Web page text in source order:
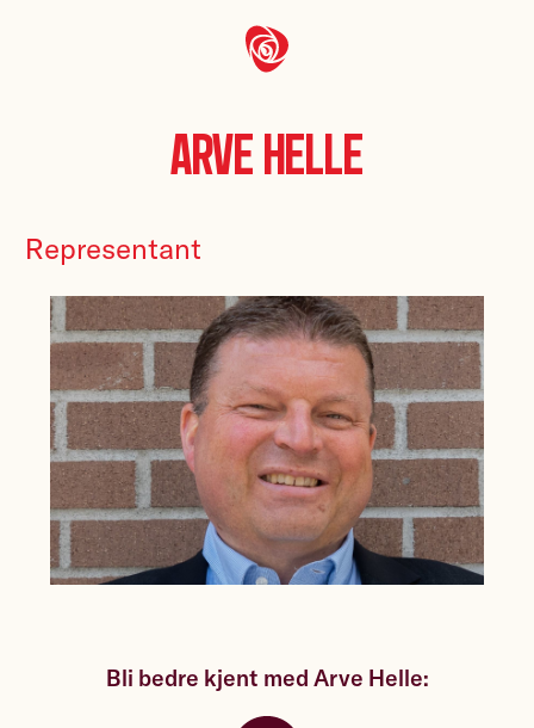
Arve Helle
Representant
Bli bedre kjent med Arve Helle: